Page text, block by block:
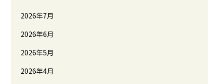
2026年7月
2026年6月
2026年5月
2026年4月